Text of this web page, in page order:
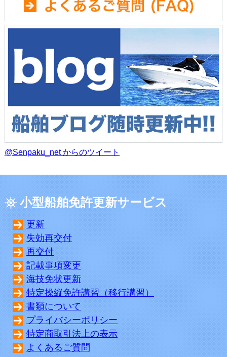
@Senpaku_net からのツイート
小型船舶免許更新サービス
更新
失効再交付
再交付
記載事項変更
海技免状更新
特定操縦免許講習（移行講習）
書類について
プライバシーポリシー
特定商取引法上の表示
よくあるご質問